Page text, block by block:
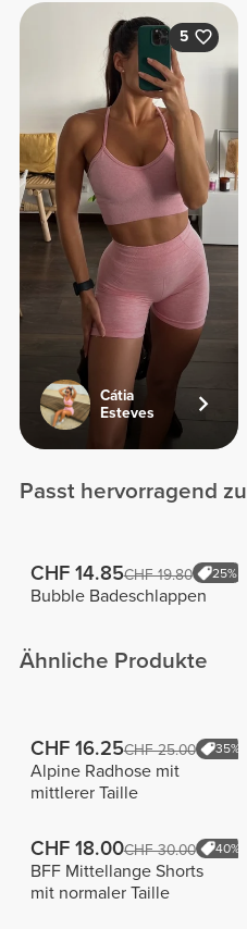
5
Cátia
Esteves
Passt hervorragend zu
CHF 14.85CHF 19.80 25%
Bubble Badeschlappen
Ähnliche Produkte
CHF 16.25CHF 25.00 35%
Alpine Radhose mit
mittlerer Taille
CHF 18.00CHF 30.00 40%
BFF Mittellange Shorts
mit normaler Taille